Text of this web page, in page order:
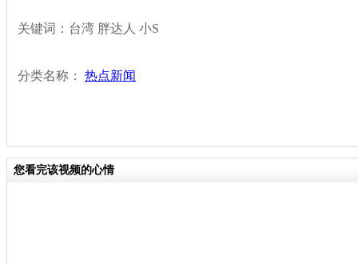
关键词：台湾 胖达人 小S
分类名称： 热点新闻
您看完该视频的心情